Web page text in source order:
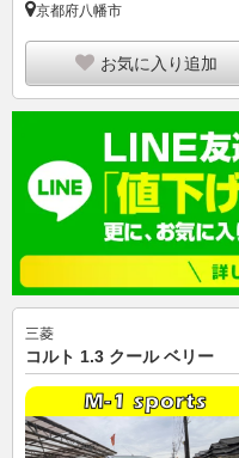
京都府八幡市
お気に入り追加
三菱
コルト 1.3 クール ベリー